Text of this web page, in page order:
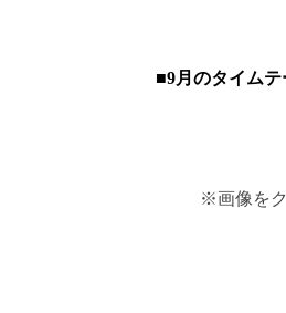
■9月のタイムテ
※画像を